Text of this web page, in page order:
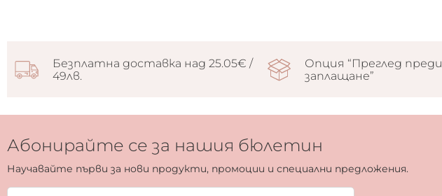
Безплатна доставка над 25.05€ /
49лв.
Опция “Преглед преди
заплащане”
Абонирайте се за нашия бюлетин
Научавайте първи за нови продукти, промоции и специални предложения.